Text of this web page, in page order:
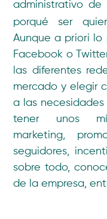
administrativo
porqué ser
Aunque a priori lo
Facebook o
las diferentes
mercado y elegir
a las
tener unos
marketing,
seguidores,
sobre todo,
de la empresa,